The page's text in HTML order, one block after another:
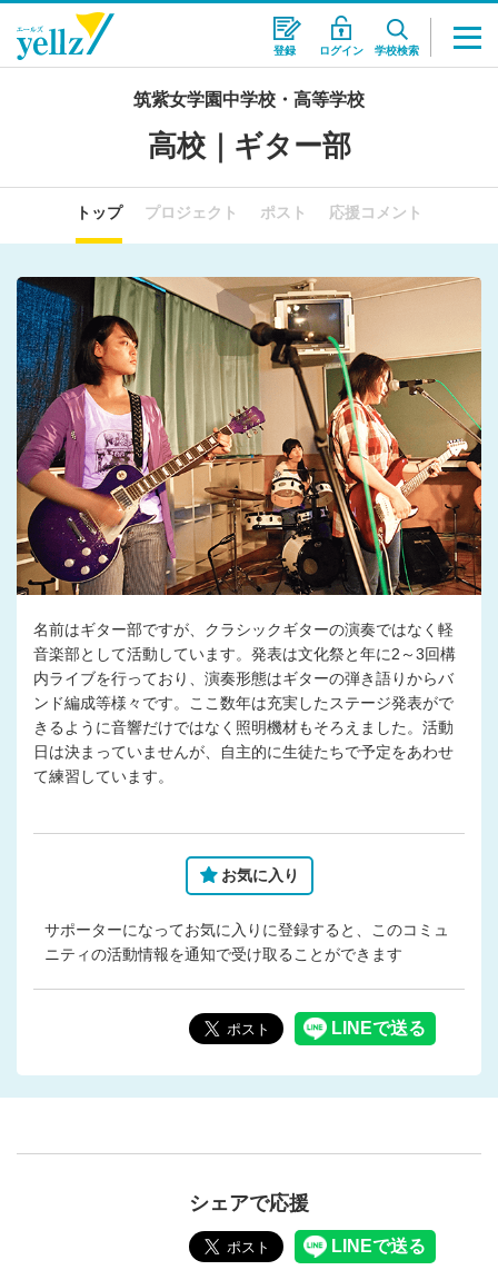
登録 ログイン 学校検索
筑紫女学園中学校・高等学校
高校｜ギター部
トップ プロジェクト ポスト 応援コメント
名前はギター部ですが、クラシックギターの演奏ではなく軽
音楽部として活動しています。発表は文化祭と年に2～3回構
内ライブを行っており、演奏形態はギターの弾き語りからバ
ンド編成等様々です。ここ数年は充実したステージ発表がで
きるように音響だけではなく照明機材もそろえました。活動
日は決まっていませんが、自主的に生徒たちで予定をあわせ
て練習しています。
お気に入り
サポーターになってお気に入りに登録すると、このコミュ
ニティの活動情報を通知で受け取ることができます
シェアで応援